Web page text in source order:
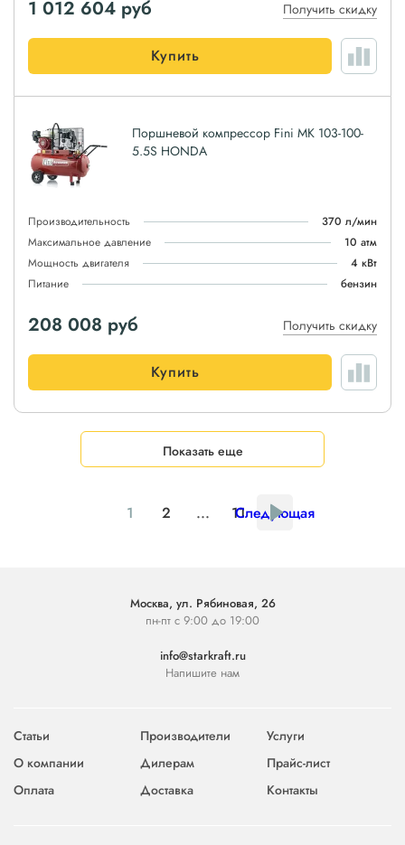
1 012 604 руб Получить скидку
Купить
Поршневой компрессор Fini MK 103-100-
5.5S HONDA
Производительность
370 л/мин
Максимальное давление
10 атм
Мощность двигателя
4 кВт
Питание
бензин
208 008 руб Получить скидку
Купить
Показать еще
1 2 ... 11
Следующая
Москва, ул. Рябиновая, 26
пн-пт с 9:00 до 19:00
info@starkraft.ru
Напишите нам
Статьи Производители
Услуги
О компании
Дилерам
Прайс-лист
Оплата
Доставка Контакты